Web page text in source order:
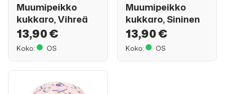
Muumipeikko
kukkaro, Vihreä
13,90 €
Koko: OS
Muumipeikko
kukkaro, Sininen
13,90 €
Koko: OS